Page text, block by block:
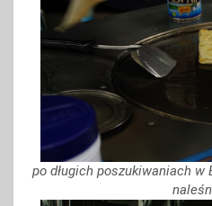
po długich poszukiwaniach w